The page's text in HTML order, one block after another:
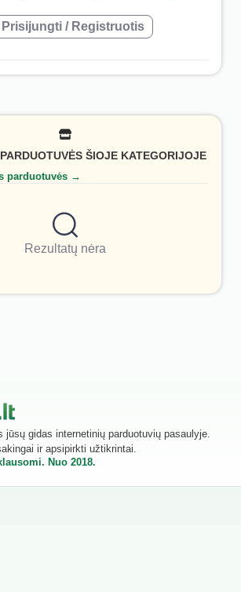
Prisijungti / Registruotis
ŠIOJE KATEGORIJOJE
parduotuvės →
Rezultatų nėra
jūsų gidas internetinių parduotuvių pasaulyje.
ir apsipirkti užtikrintai.
Nuo 2018.